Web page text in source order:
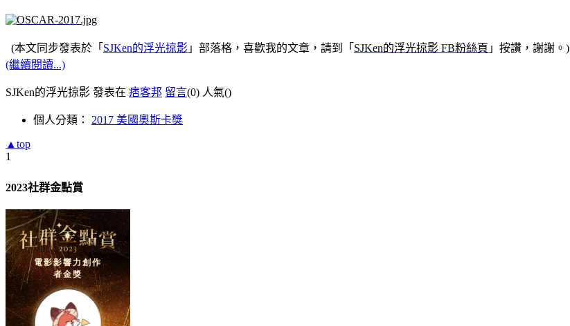
(本文同步發表於「 SJKen的浮光掠影 」部落格，喜歡我的文章，請到「 SJKen的浮光掠影 FB粉絲頁 」按讚，謝謝。)
(繼續閱讀...)
SJKen的浮光掠影 發表在 痞客邦 留言(0) 人氣()
個人分類： 2017 美國奧斯卡獎
▲top
1
2023社群金點賞